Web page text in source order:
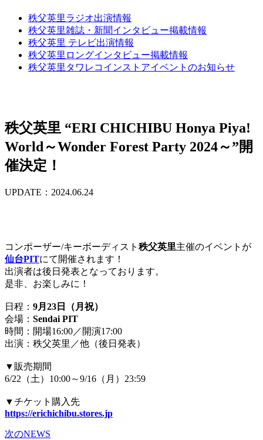
秩父英里ラジオ出演情報
秩父英里雑誌・新聞インタビュー掲載情報
秩父英里 テレビ出演情報
秩父英里ロングインタビュー掲載情報
秩父英里タワレコインストアイベントのお知らせ
秩父英里 “ERI CHICHIBU Honya Piya!
World～Wonder Forest Party 2024～”開
催決定！
UPDATE：2024.06.24
コンポーザー/キーボーディスト 秩父英里主催のイベントが
仙台PITにて開催されます！
出演者は後日発表となっております。
是非、お楽しみに！
日程： 9月23日（月祝）
会場： Sendai PIT
時間：開場16:00／開演17:00
出演：秩父英里／他（後日発表）
▼販売期間
6/22（土）10:00～9/16（月）23:59
▼チケット購入先
https://erichichibu.stores.jp
次のNEWS